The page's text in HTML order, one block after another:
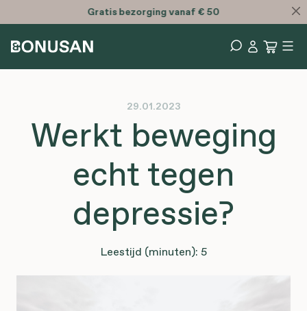
Gratisbezorging vanaf € 50
29.01.2023
Werkt beweging
echt tegen
depressie?
Leestijd (minuten): 5